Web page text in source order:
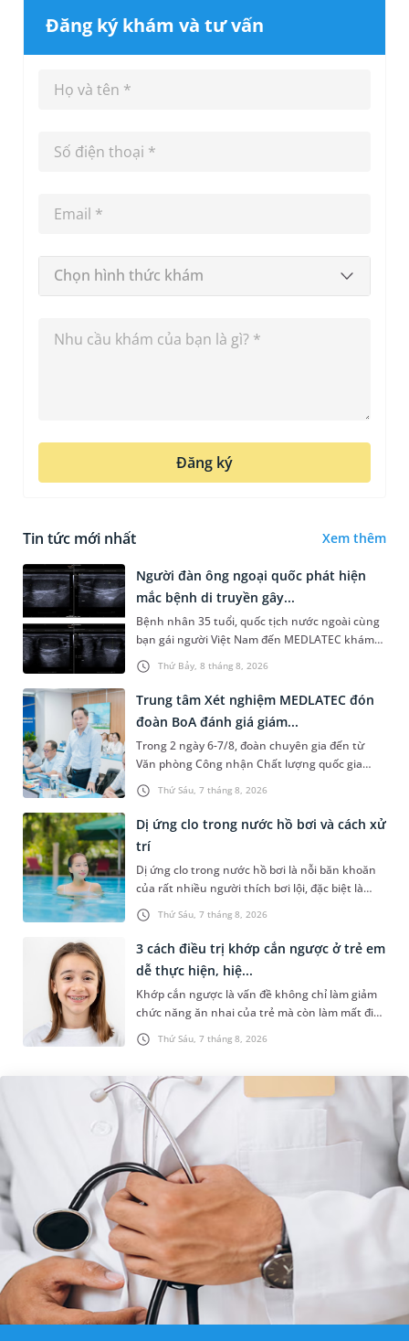
Đăng ký khám và tư vấn
Chọn hình thức khám
Đăng ký
Tin tức mới nhất Xem thêm
Thứ Bảy, 8 tháng 8, 2026
Người đàn ông ngoại quốc phát hiện
mắc bệnh di truyền gây...
Bệnh nhân 35 tuổi, quốc tịch nước ngoài cùng
bạn gái người Việt Nam đến MEDLATEC khám
sức khỏe tiền hôn nhân. Qua thăm khám và
làm các xét nghiệm chuyên sâu,...
Thứ Sáu, 7 tháng 8, 2026
Trung tâm Xét nghiệm MEDLATEC đón
đoàn BoA đánh giá giám...
Trong 2 ngày 6-7/8, đoàn chuyên gia đến từ
Văn phòng Công nhận Chất lượng quốc gia
(BoA) đã ghi nhận và đánh giá cao nỗ lực duy trì
hệ thống quản lý chất lượ...
Thứ Sáu, 7 tháng 8, 2026
Dị ứng clo trong nước hồ bơi và cách xử
trí
Dị ứng clo trong nước hồ bơi là nỗi băn khoăn
của rất nhiều người thích bơi lội, đặc biệt là
những trường hợp thường xuyên bơi ở những
hồ bơi nhân tạo. Bài v...
Thứ Sáu, 7 tháng 8, 2026
3 cách điều trị khớp cắn ngược ở trẻ em
dễ thực hiện, hiệ...
Khớp cắn ngược là vấn đề không chỉ làm giảm
chức năng ăn nhai của trẻ mà còn làm mất đi
sự cân đối của khuôn mặt. Do đó, cần khắc
phục sớm tình trạng này để...